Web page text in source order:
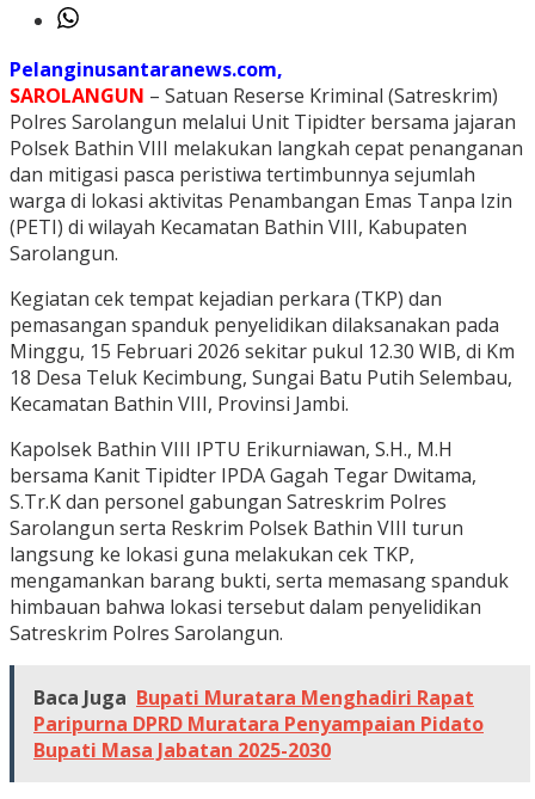
Pelanginusantaranews.com,
SAROLANGUN – Satuan Reserse Kriminal (Satreskrim)
Polres Sarolangun melalui Unit Tipidter bersama jajaran
Polsek Bathin VIII melakukan langkah cepat penanganan
dan mitigasi pasca peristiwa tertimbunnya sejumlah
warga di lokasi aktivitas Penambangan Emas Tanpa Izin
(PETI) di wilayah Kecamatan Bathin VIII, Kabupaten
Sarolangun.
Kegiatan cek tempat kejadian perkara (TKP) dan
pemasangan spanduk penyelidikan dilaksanakan pada
Minggu, 15 Februari 2026 sekitar pukul 12.30 WIB, di Km
18 Desa Teluk Kecimbung, Sungai Batu Putih Selembau,
Kecamatan Bathin VIII, Provinsi Jambi.
Kapolsek Bathin VIII IPTU Erikurniawan, S.H., M.H
bersama Kanit Tipidter IPDA Gagah Tegar Dwitama,
S.Tr.K dan personel gabungan Satreskrim Polres
Sarolangun serta Reskrim Polsek Bathin VIII turun
langsung ke lokasi guna melakukan cek TKP,
mengamankan barang bukti, serta memasang spanduk
himbauan bahwa lokasi tersebut dalam penyelidikan
Satreskrim Polres Sarolangun.
Baca Juga Bupati Muratara Menghadiri Rapat
Paripurna DPRD Muratara Penyampaian Pidato
Bupati Masa Jabatan 2025-2030